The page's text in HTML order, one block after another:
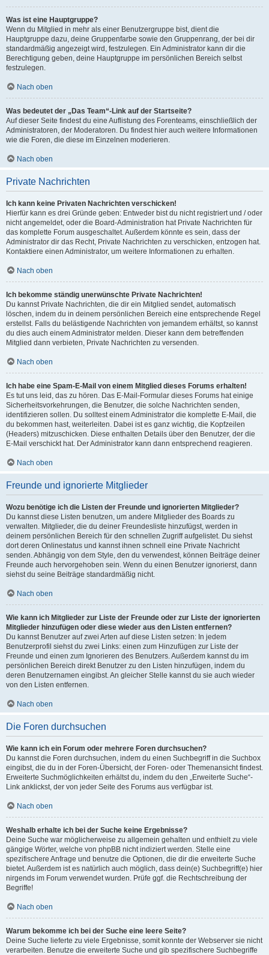
Was ist eine Hauptgruppe?
Wenn du Mitglied in mehr als einer Benutzergruppe bist, dient die
Hauptgruppe dazu, deine Gruppenfarbe sowie den Gruppenrang, der bei dir
standardmäßig angezeigt wird, festzulegen. Ein Administrator kann dir die
Berechtigung geben, deine Hauptgruppe im persönlichen Bereich selbst
festzulegen.
Nach oben
Was bedeutet der „Das Team“-Link auf der Startseite?
Auf dieser Seite findest du eine Auflistung des Forenteams, einschließlich der
Administratoren, der Moderatoren. Du findest hier auch weitere Informationen
wie die Foren, die diese im Einzelnen moderieren.
Nach oben
Private Nachrichten
Ich kann keine Privaten Nachrichten verschicken!
Hierfür kann es drei Gründe geben: Entweder bist du nicht registriert und / oder
nicht angemeldet, oder die Board-Administration hat Private Nachrichten für
das komplette Forum ausgeschaltet. Außerdem könnte es sein, dass der
Administrator dir das Recht, Private Nachrichten zu verschicken, entzogen hat.
Kontaktiere einen Administrator, um weitere Informationen zu erhalten.
Nach oben
Ich bekomme ständig unerwünschte Private Nachrichten!
Du kannst Private Nachrichten, die dir ein Mitglied sendet, automatisch
löschen, indem du in deinem persönlichen Bereich eine entsprechende Regel
erstellst. Falls du belästigende Nachrichten von jemandem erhältst, so kannst
du dies auch einem Administrator melden. Dieser kann dem betreffenden
Mitglied dann verbieten, Private Nachrichten zu versenden.
Nach oben
Ich habe eine Spam-E-Mail von einem Mitglied dieses Forums erhalten!
Es tut uns leid, das zu hören. Das E-Mail-Formular dieses Forums hat einige
Sicherheitsvorkehrungen, die Benutzer, die solche Nachrichten senden,
identifizieren sollen. Du solltest einem Administrator die komplette E-Mail, die
du bekommen hast, weiterleiten. Dabei ist es ganz wichtig, die Kopfzeilen
(Headers) mitzuschicken. Diese enthalten Details über den Benutzer, der die
E-Mail verschickt hat. Der Administrator kann dann entsprechend reagieren.
Nach oben
Freunde und ignorierte Mitglieder
Wozu benötige ich die Listen der Freunde und ignorierten Mitglieder?
Du kannst diese Listen benutzen, um andere Mitglieder des Boards zu
verwalten. Mitglieder, die du deiner Freundesliste hinzufügst, werden in
deinem persönlichen Bereich für den schnellen Zugriff aufgelistet. Du siehst
dort deren Onlinestatus und kannst ihnen schnell eine Private Nachricht
senden. Abhängig von dem Style, den du verwendest, können Beiträge deiner
Freunde auch hervorgehoben sein. Wenn du einen Benutzer ignorierst, dann
siehst du seine Beiträge standardmäßig nicht.
Nach oben
Wie kann ich Mitglieder zur Liste der Freunde oder zur Liste der ignorierten
Mitglieder hinzufügen oder diese wieder aus den Listen entfernen?
Du kannst Benutzer auf zwei Arten auf diese Listen setzen: In jedem
Benutzerprofil siehst du zwei Links: einen zum Hinzufügen zur Liste der
Freunde und einen zum Ignorieren des Benutzers. Außerdem kannst du im
persönlichen Bereich direkt Benutzer zu den Listen hinzufügen, indem du
deren Benutzernamen eingibst. An gleicher Stelle kannst du sie auch wieder
von den Listen entfernen.
Nach oben
Die Foren durchsuchen
Wie kann ich ein Forum oder mehrere Foren durchsuchen?
Du kannst die Foren durchsuchen, indem du einen Suchbegriff in die Suchbox
eingibst, die du in der Foren-Übersicht, der Foren- oder Themenansicht findest.
Erweiterte Suchmöglichkeiten erhältst du, indem du den „Erweiterte Suche“-
Link anklickst, der von jeder Seite des Forums aus verfügbar ist.
Nach oben
Weshalb erhalte ich bei der Suche keine Ergebnisse?
Deine Suche war möglicherweise zu allgemein gehalten und enthielt zu viele
gängige Wörter, welche von phpBB nicht indiziert werden. Stelle eine
spezifischere Anfrage und benutze die Optionen, die dir die erweiterte Suche
bietet. Außerdem ist es natürlich auch möglich, dass dein(e) Suchbegriff(e) hier
nirgends im Forum verwendet wurden. Prüfe ggf. die Rechtschreibung der
Begriffe!
Nach oben
Warum bekomme ich bei der Suche eine leere Seite?
Deine Suche lieferte zu viele Ergebnisse, somit konnte der Webserver sie nicht
verarbeiten. Benutze die erweiterte Suche und gib spezifischere Suchbegriffe